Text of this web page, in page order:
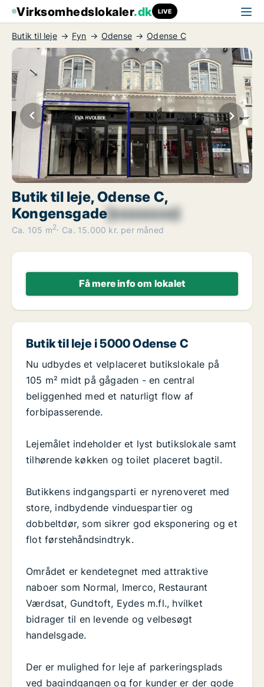
Virksomhedslokaler.dk LIVE
Butik til leje Fyn Odense Odense C
Butik til leje, Odense C,
Kongensgade[xxxxxxxx]
Ca. 105 m2 Ca. 15.000 kr. per måned
Få mere info om lokalet
Butik til leje i 5000 Odense C
Nu udbydes et velplaceret butikslokale på
105 m² midt på gågaden - en central
beliggenhed med et naturligt flow af
forbipasserende.
Lejemålet indeholder et lyst butikslokale samt
tilhørende køkken og toilet placeret bagtil.
Butikkens indgangsparti er nyrenoveret med
store, indbydende vinduespartier og
dobbeltdør, som sikrer god eksponering og et
flot førstehåndsindtryk.
Området er kendetegnet med attraktive
naboer som Normal, Imerco, Restaurant
Værdsat, Gundtoft, Eydes m.fl., hvilket
bidrager til en levende og velbesøgt
handelsgade.
Der er mulighed for leje af parkeringsplads
ved bagindgangen og for kunder er der gode